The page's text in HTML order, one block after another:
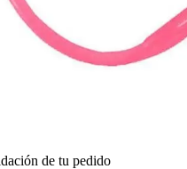
de tu pedido